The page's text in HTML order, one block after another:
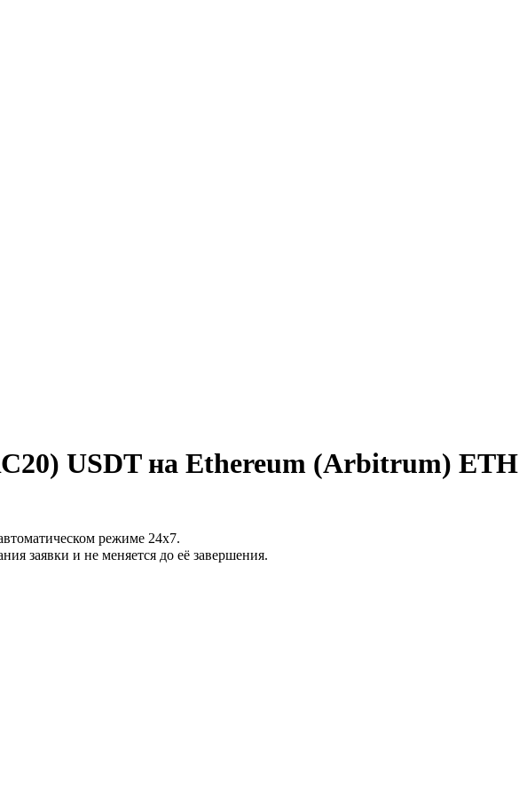
USDT на Ethereum (Arbitrum) ETH
режиме 24х7.
заявки и не меняется до её завершения.